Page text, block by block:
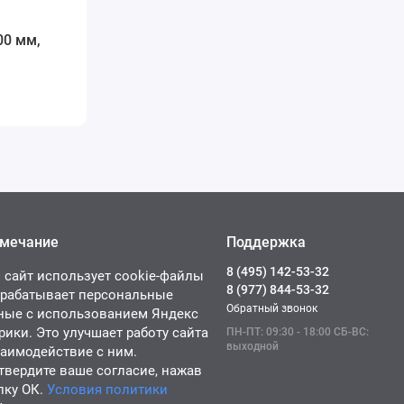
мм,
использует cookie-файлы
персональные
с использованием Яндекс
Это улучшает работу сайта
с ним.
ваше согласие, нажав
ОК.Условия политики
Поддержка
8 (495) 142-53-32
8 (977) 844-53-32
Обратный звонок
ПН-ПТ: 09:30 - 18:00 СБ-ВС:
выходной